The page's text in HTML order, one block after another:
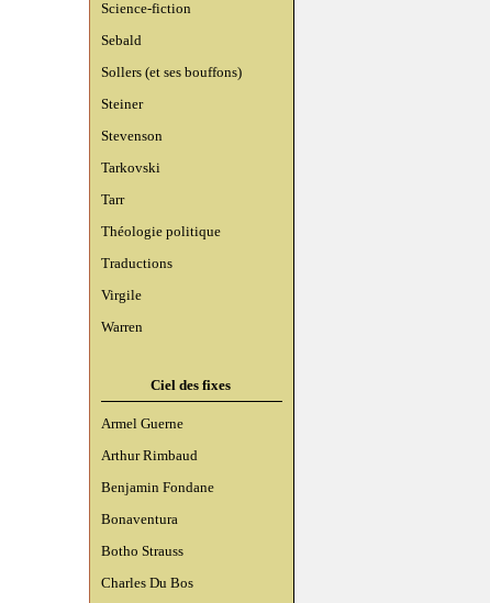
Science-fiction
Sebald
Sollers (et ses bouffons)
Steiner
Stevenson
Tarkovski
Tarr
Théologie politique
Traductions
Virgile
Warren
Ciel des fixes
Armel Guerne
Arthur Rimbaud
Benjamin Fondane
Bonaventura
Botho Strauss
Charles Du Bos